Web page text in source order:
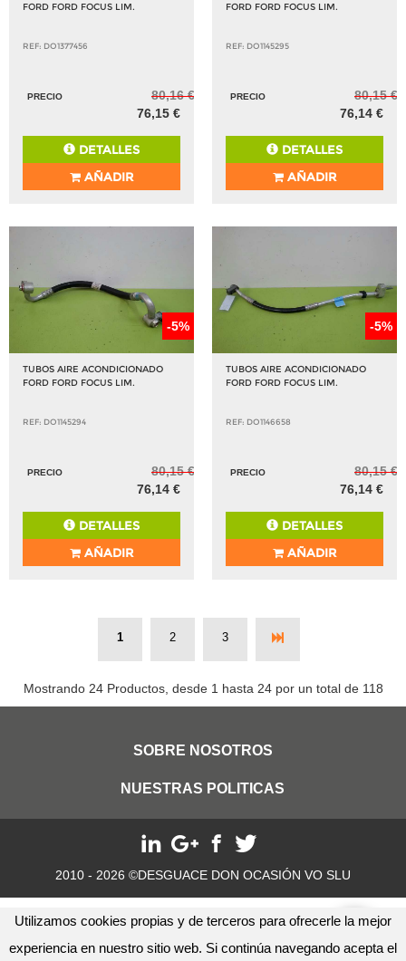
Utilizamos cookies propias y de terceros para ofrecerle la mejor
experiencia en nuestro sitio web. Si continúa navegando acepta el
FORD FORD FOCUS LIM.
REF: DO1377456
PRECIO
80,16 €
76,15 €
DETALLES
AÑADIR
FORD FORD FOCUS LIM.
REF: DO1145295
PRECIO
80,15 €
76,14 €
DETALLES
AÑADIR
-5%
TUBOS AIRE ACONDICIONADO
FORD FORD FOCUS LIM.
REF: DO1145294
PRECIO
80,15 €
76,14 €
DETALLES
AÑADIR
-5%
TUBOS AIRE ACONDICIONADO
FORD FORD FOCUS LIM.
REF: DO1146658
PRECIO
80,15 €
76,14 €
DETALLES
AÑADIR
1 2 3
Mostrando 24 Productos, desde 1 hasta 24 por un total de 118
SOBRE NOSOTROS
NUESTRAS POLITICAS
2010 - 2026 ©DESGUACE DON OCASIÓN VO SLU